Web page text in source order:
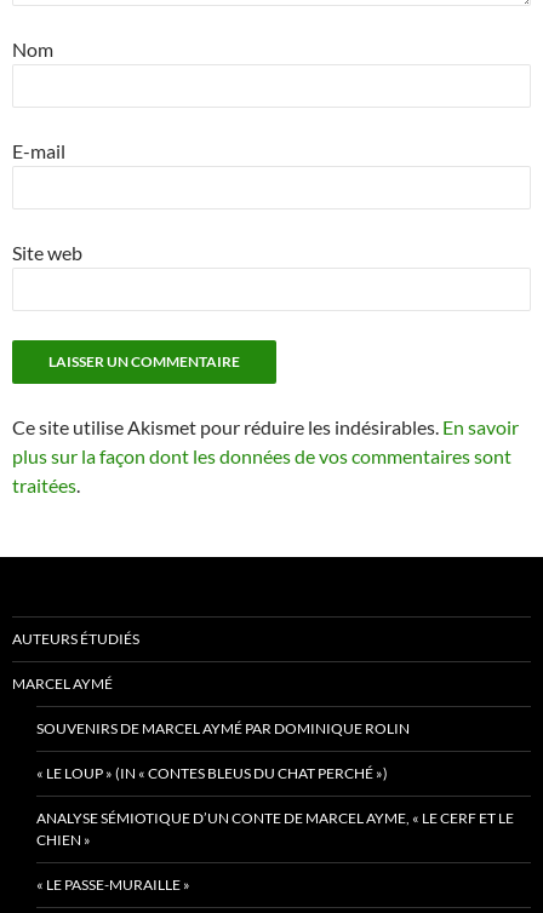
Nom
E-mail
Site web
Ce site utilise Akismet pour réduire les indésirables. En savoir
plus sur la façon dont les données de vos commentaires sont
traitées.
AUTEURS ÉTUDIÉS
MARCEL AYMÉ
SOUVENIRS DE MARCEL AYMÉ PAR DOMINIQUE ROLIN
« LE LOUP » (IN « CONTES BLEUS DU CHAT PERCHÉ »)
ANALYSE SÉMIOTIQUE D’UN CONTE DE MARCEL AYME, « LE CERF ET LE
CHIEN »
« LE PASSE-MURAILLE »